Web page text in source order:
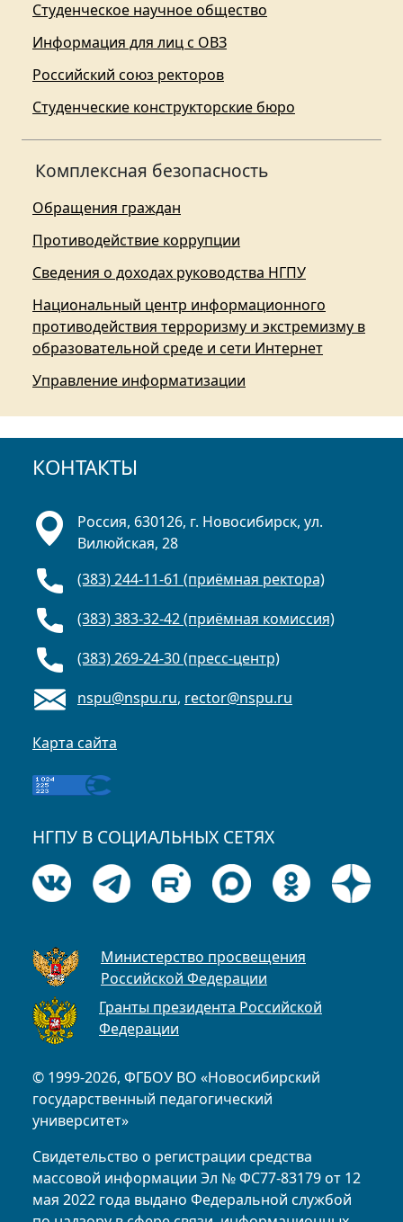
Студенческое научное общество
Информация для лиц с ОВЗ
Российский союз ректоров
Студенческие конструкторские бюро
Комплексная безопасность
Обращения граждан
Противодействие коррупции
Сведения о доходах руководства НГПУ
Национальный центр информационного
противодействия терроризму и экстремизму в
образовательной среде и сети Интернет
Управление информатизации
КОНТАКТЫ
© 1999-2026, ФГБОУ ВО «Новосибирский
государственный педагогический
университет»
Свидетельство о регистрации средства
массовой информации Эл № ФС77-83179 от 12
мая 2022 года выдано Федеральной службой
Россия, 630126, г. Новосибирск, ул.
Вилюйская, 28
(383) 244-11-61 (приёмная ректора)
(383) 383-32-42 (приёмная комиссия)
(383) 269-24-30 (пресс-центр)
nspu@nspu.ru, rector@nspu.ru
Карта сайта
НГПУ В СОЦИАЛЬНЫХ СЕТЯХ
Министерство просвещения
Российской Федерации
Гранты президента Российской
Федерации